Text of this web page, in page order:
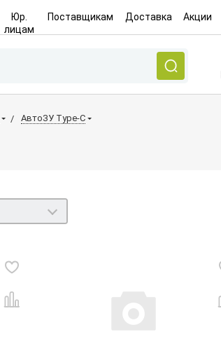
Юр.
лицам
Поставщикам Доставка Акции
АвтоЗУ Type-C